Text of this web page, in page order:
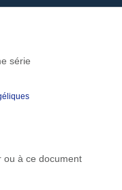
série
ou à ce document